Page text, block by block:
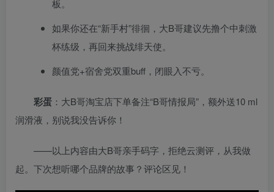
板。
如果你还在“新手村”徘徊，大B哥建议先撸个中刺激
杯练级，再回来挑战绯天使。
颜值党+宿舍党双重buff，闭眼入不亏。
彩蛋 ：大B哥淘宝店下单备注“B哥情报局”，额外送10 ml
润滑液，别说我没告诉你！
——以上内容由大B哥亲手码字，拒绝云测评，从我做
起。下次想听哪个品牌的故事？评论区见！